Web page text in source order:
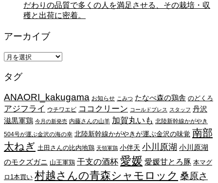
だわりの品質で多くの人を満足させる、その栽培・収
穫と出荷に密着。
アーカイブ
ア
カ
ブ
タグ
ANAORI_kakugama お知らせ こみつ たなべ森の鶏舎 のどくろ
アジフライ ウチワエビ ココクリーン コールドプレス スタッフ 丹沢
滋黒軍鶏 今月の新発売 内藤さんの山羊 加賀丸いも 北陸新幹線かがやき
504号が運ぶ金沢の海の幸 北陸新幹線かがやきが運ぶ金沢の味覚 南部
太ねぎ 土田さんの比内地鶏 天領軍鶏 小伴天 小川原湖 小川原湖
のモクズガニ 山王軍鶏 干支の酒杯 愛媛 愛媛甘とろ豚 本マグ
ロ1本買い 村越さんの青森シャモロック 桑原さ